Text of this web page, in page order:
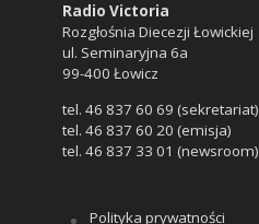
Radio Victoria
Rozgłośnia Diecezji Łowickiej
ul. Seminaryjna 6a
99-400 Łowicz
tel. 46 837 60 69 (sekretariat)
tel. 46 837 60 20 (emisja)
tel. 46 837 33 01 (newsroom)
Polityka prywatności